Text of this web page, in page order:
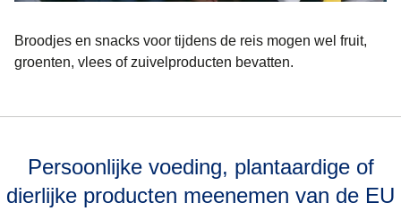
Broodjes en snacks voor tijdens de reis mogen wel fruit,
groenten, vlees of zuivelproducten bevatten.
Persoonlijke voeding, plantaardige of
dierlijke producten meenemen van de EU